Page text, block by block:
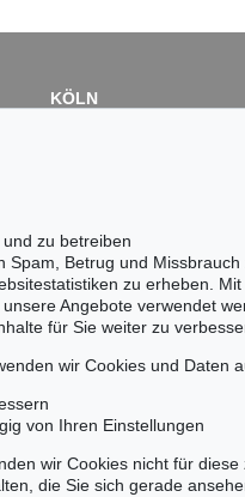
514 - Lot 227
WARHOL
of a Lady , 1982
€ 325.000
KÖLN
Jetzt zum
zu betreiben
Betrug und Missbrauch
zu erheben.
Angebote verwendet
für Sie weiter zu
wir Cookies und Daten
von Ihren Einstellungen
wir Cookies nicht für
die Sie sich gerade